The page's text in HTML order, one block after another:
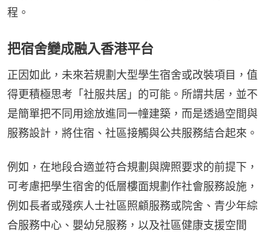
程。
把宿舍變成融入香港平台
正因如此，未來若規劃大型學生宿舍或改裝項目，值
得更積極思考「社服共居」的可能。所謂共居，並不
是簡單把不同用途放進同一幢建築，而是透過空間與
服務設計，將住宿、社區接觸與公共服務結合起來。
例如，在地段合適並符合規劃與牌照要求的前提下，
可考慮把學生宿舍的低層樓面規劃作社會服務設施，
例如長者或殘疾人士社區照顧服務或院舍、青少年綜
合服務中心、嬰幼兒服務，以及社區健康支援空間